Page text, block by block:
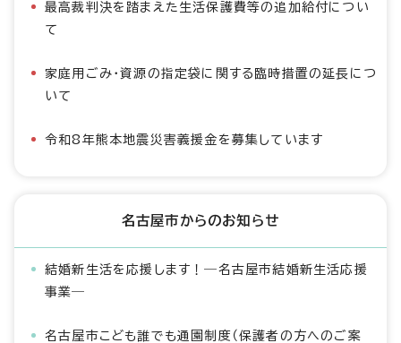
最高裁判決を踏まえた生活保護費等の追加給付につい
て
家庭用ごみ・資源の指定袋に関する臨時措置の延長につ
いて
令和8年熊本地震災害義援金を募集しています
名古屋市からのお知らせ
結婚新生活を応援します！―名古屋市結婚新生活応援
事業―
名古屋市こども誰でも通園制度（保護者の方へのご案